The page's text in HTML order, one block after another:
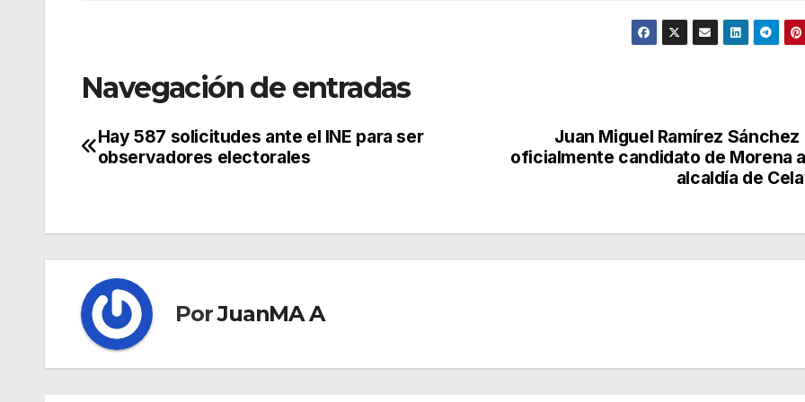
Navegación de entradas
Juan Miguel Ramírez Sánchez
oficialmente candidato de Morena
alcaldía de
Hay 587 solicitudes ante el INE para ser
observadores electorales
PorJuanMA A